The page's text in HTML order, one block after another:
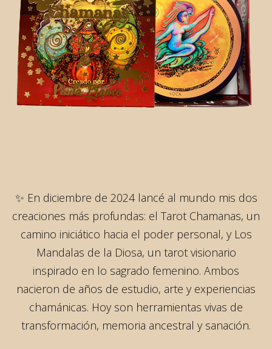
✨ En diciembre de 2024 lancé al mundo mis dos
creaciones más profundas: el Tarot Chamanas, un
camino iniciático hacia el poder personal, y Los
Mandalas de la Diosa, un tarot visionario
inspirado en lo sagrado femenino. Ambos
nacieron de años de estudio, arte y experiencias
chamánicas. Hoy son herramientas vivas de
transformación, memoria ancestral y sanación.